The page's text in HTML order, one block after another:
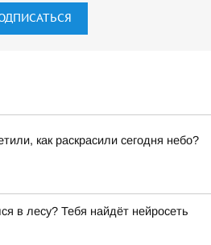
как раскрасили сегодня небо?
в лесу? Тебя найдёт нейросеть